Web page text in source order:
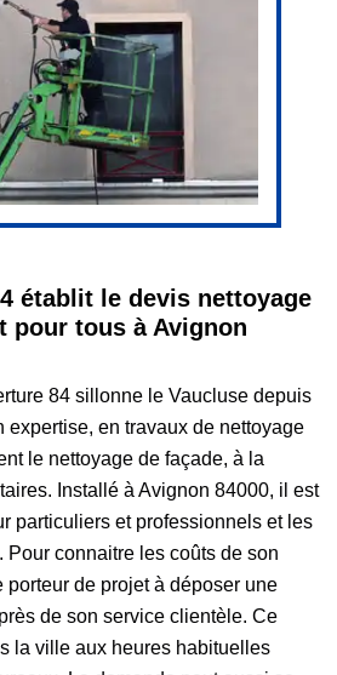
établit le devis nettoyage
pour tous à Avignon
84 sillonne le Vaucluse depuis
expertise, en travaux de nettoyage
le nettoyage de façade, à la
Installé à Avignon 84000, il est
particuliers et professionnels et les
Pour connaitre les coûts de son
porteur de projet à déposer une
de son service clientèle. Ce
la ville aux heures habituelles